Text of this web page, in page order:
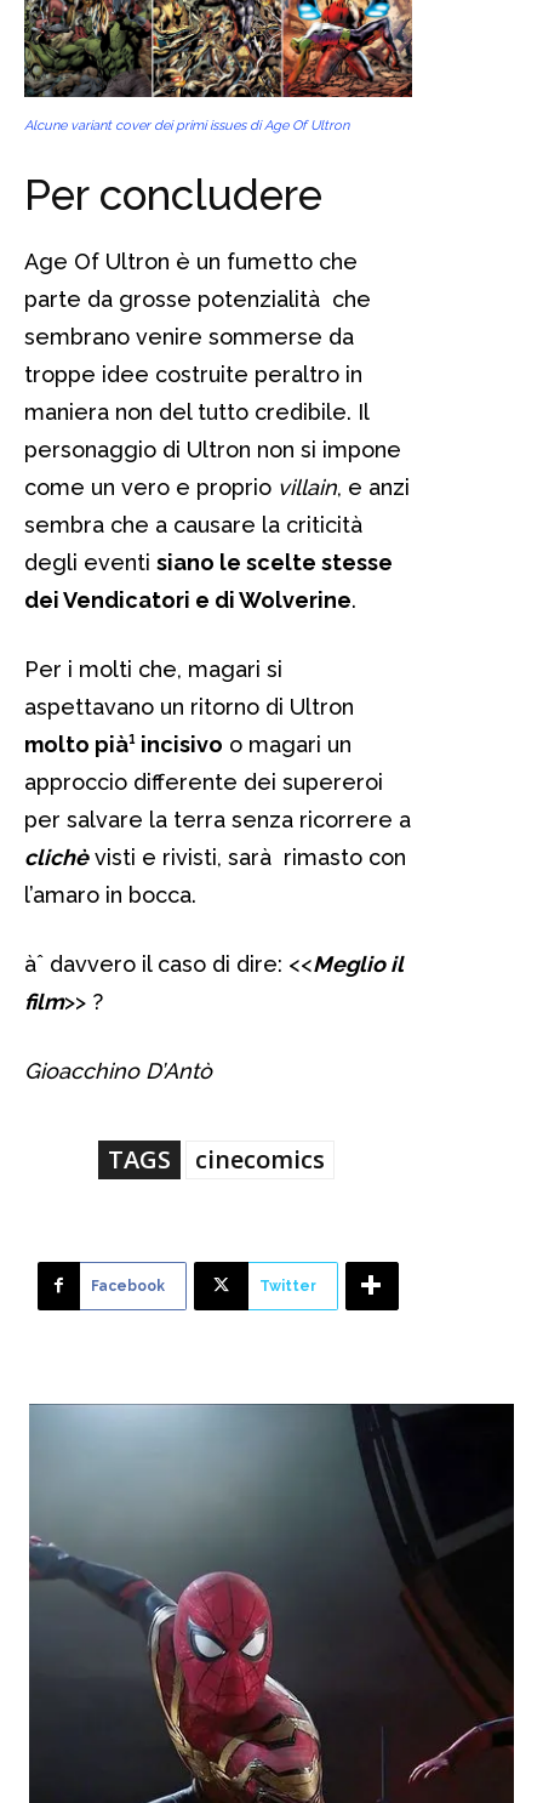
Alcune variant cover dei primi issues di Age Of Ultron
Per concludere
Age Of Ultron è un fumetto che
parte da grosse potenzialità che
sembrano venire sommerse da
troppe idee costruite peraltro in
maniera non del tutto credibile. Il
personaggio di Ultron non si impone
come un vero e proprio villain, e anzi
sembra che a causare la criticità
degli eventi siano le scelte stesse
dei Vendicatori e di Wolverine.
Per i molti che, magari si
aspettavano un ritorno di Ultron
molto pià¹ incisivo o magari un
approccio differente dei supereroi
per salvare la terra senza ricorrere a
clichèvisti e rivisti, sarà rimasto con
l’amaro in bocca.
àˆ davvero il caso di dire: <<Meglio il
film>> ?
Gioacchino D’Antò
TAGS cinecomics
Facebook Twitter